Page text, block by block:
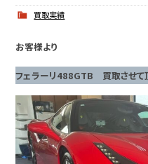
買取実績
お客様より
フェラーリ488GTB 買取させて